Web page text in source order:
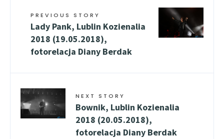
PREVIOUS STORY
Lady Pank, Lublin Kozienalia
2018 (19.05.2018),
fotorelacja Diany Berdak
NEXT STORY
Bownik, Lublin Kozienalia
2018 (20.05.2018),
fotorelacja Diany Berdak